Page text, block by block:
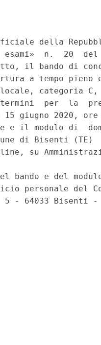
della
esami»  n.  20
il bando di
a tempo
categoria C,
per  la
15 giugno 2020,
e il modulo di
di Bisenti (TE)
su
bando e del
personale del
5 - 64033 Bisenti